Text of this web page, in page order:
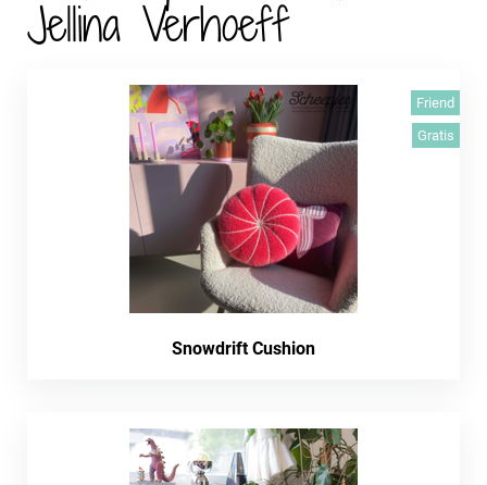
Jellina Verhoeff
Friend
Gratis
Snowdrift Cushion